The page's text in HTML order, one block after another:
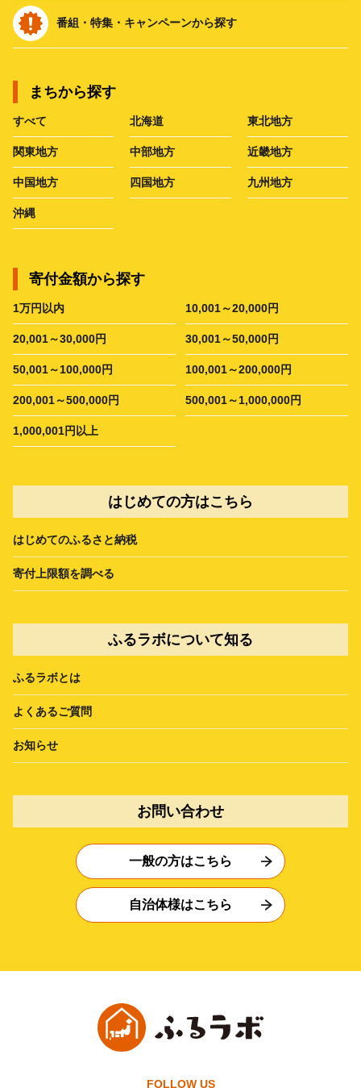
番組・特集・キャンペーンから探す
まちから探す
すべて 北海道 東北地方
関東地方 中部地方 近畿地方
中国地方 四国地方 九州地方
沖縄
寄付金額から探す
1万円以内 10,001～20,000円
20,001～30,000円 30,001～50,000円
50,001～100,000円 100,001～200,000円
200,001～500,000円 500,001～1,000,000円
1,000,001円以上
はじめての方はこちら
はじめてのふるさと納税
寄付上限額を調べる
ふるラボについて知る
ふるラボとは
よくあるご質問
お知らせ
お問い合わせ
一般の方はこちら
自治体様はこちら
FOLLOW US